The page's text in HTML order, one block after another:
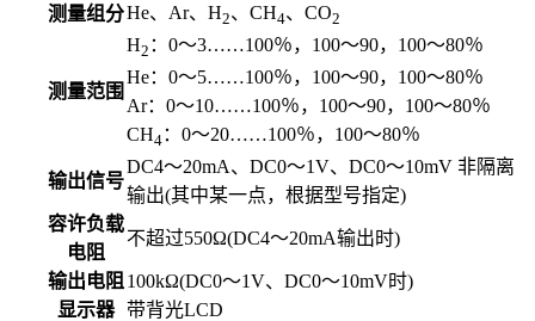
测量组分He、Ar、H2、CH4、CO2
测量范围
H2 ：0～3……100％，100～90，100～80％
He：0～5……100％，100～90，100～80％
Ar：0～10……100％，100～90，100～80％
CH4 ：0～20……100％，100～80％
输出信号
DC4～20mA、DC0～1V、DC0～10mV 非隔离
输出(其中某一点，根据型号指定)
容许负载
电阻
不超过550Ω(DC4～20mA输出时)
输出电阻 100kΩ(DC0～1V、DC0～10mV时)
显示器 带背光LCD